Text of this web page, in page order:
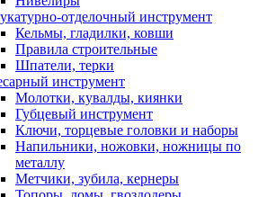
отделочный инструмент
Кельмы, гладилки, ковши
Правила строительные
Шпатели, терки
инструмент
Молотки, кувалды, киянки
Губцевый инструмент
Ключи, торцевые головки и наборы
Напильники, ножовки, ножницы по
металлу
Метчики, зубила, кернеры